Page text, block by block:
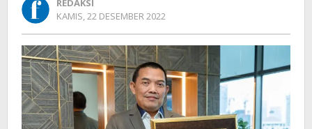
Creating
Within
Awards
2022
REDAKSI
KAMIS, 22 DESEMBER 2022